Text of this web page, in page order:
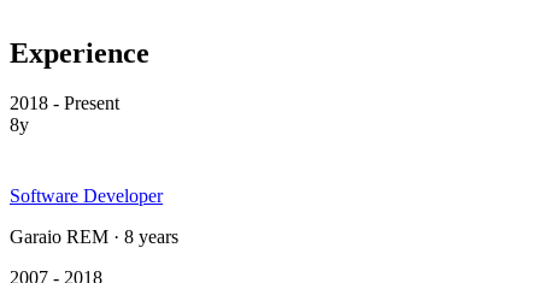
Experience
2018 - Present
8y
Software Developer
Garaio REM · 8 years
2007 - 2018